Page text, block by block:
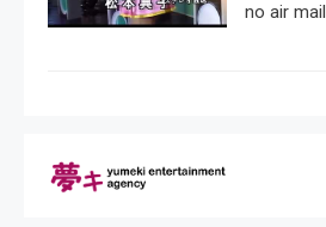
no air mail